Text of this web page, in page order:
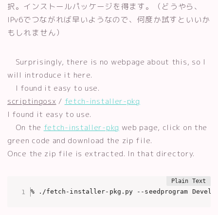
択。インストールパッケージを得ます。（どうやら、
IPv6でつながれば早いようなので、何度か試すといいか
もしれません）
Surprisingly, there is no webpage about this, so I
will introduce it here.
I found it easy to use.
scriptingosx / fetch-installer-pkg
I found it easy to use.
On the fetch-installer-pkg web page, click on the
green code and download the zip file.
Once the zip file is extracted. In that directory.
% ./fetch-installer-pkg.py --seedprogram